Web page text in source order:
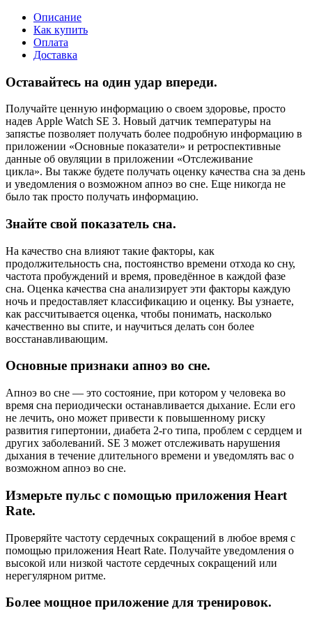
Описание
Как купить
Оплата
Доставка
Оставайтесь на один удар впереди.
Получайте ценную информацию о своем здоровье, просто
надев Apple Watch SE 3. Новый датчик температуры на
запястье позволяет получать более подробную информацию в
приложении «Основные показатели» и ретроспективные
данные об овуляции в приложении «Отслеживание
цикла». Вы также будете получать оценку качества сна за день
и уведомления о возможном апноэ во сне. Еще никогда не
было так просто получать информацию.
Знайте свой показатель сна.
На качество сна влияют такие факторы, как
продолжительность сна, постоянство времени отхода ко сну,
частота пробуждений и время, проведённое в каждой фазе
сна. Оценка качества сна анализирует эти факторы каждую
ночь и предоставляет классификацию и оценку. Вы узнаете,
как рассчитывается оценка, чтобы понимать, насколько
качественно вы спите, и научиться делать сон более
восстанавливающим.
Основные признаки апноэ во сне.
Апноэ во сне — это состояние, при котором у человека во
время сна периодически останавливается дыхание. Если его
не лечить, оно может привести к повышенному риску
развития гипертонии, диабета 2-го типа, проблем с сердцем и
других заболеваний. SE 3 может отслеживать нарушения
дыхания в течение длительного времени и уведомлять вас о
возможном апноэ во сне.
Измерьте пульс с помощью приложения Heart
Rate.
Проверяйте частоту сердечных сокращений в любое время с
помощью приложения Heart Rate. Получайте уведомления о
высокой или низкой частоте сердечных сокращений или
нерегулярном ритме.
Более мощное приложение для тренировок.